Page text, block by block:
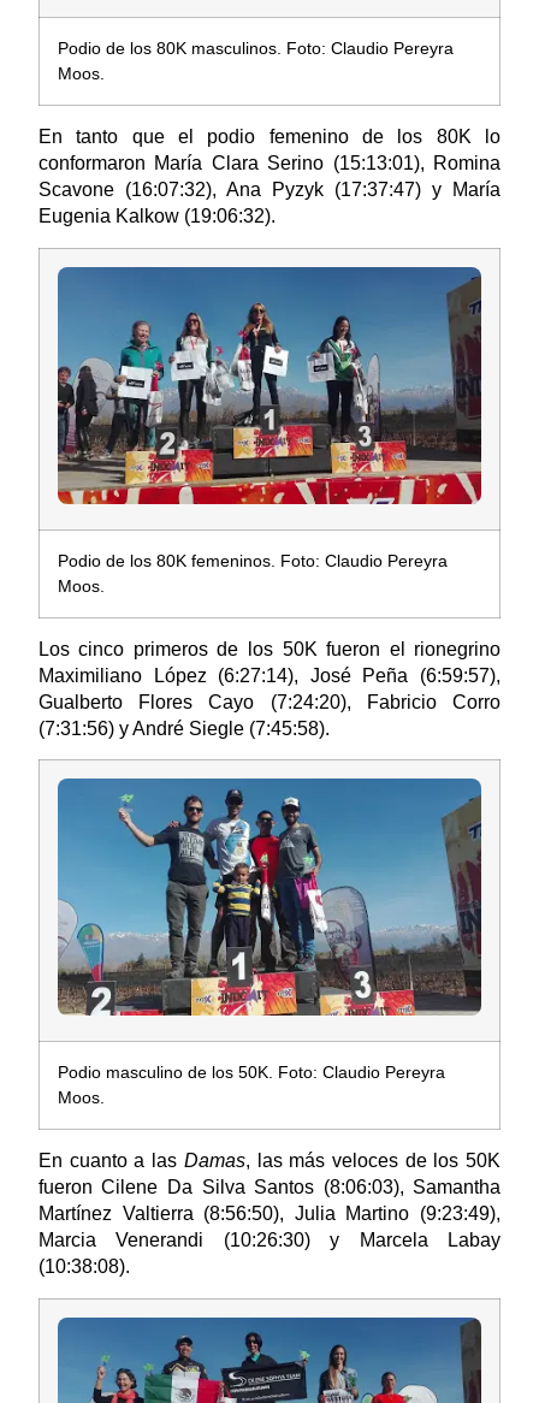
Podio de los 80K masculinos. Foto: Claudio Pereyra
Moos.
En tanto que el podio femenino de los 80K lo
conformaron María Clara Serino (15:13:01), Romina
Scavone (16:07:32), Ana Pyzyk (17:37:47) y María
Eugenia Kalkow (19:06:32).
Podio de los 80K femeninos. Foto: Claudio Pereyra
Moos.
Los cinco primeros de los 50K fueron el rionegrino
Maximiliano López (6:27:14), José Peña (6:59:57),
Gualberto Flores Cayo (7:24:20), Fabricio Corro
(7:31:56) y André Siegle (7:45:58).
Podio masculino de los 50K. Foto: Claudio Pereyra
Moos.
En cuanto a las Damas, las más veloces de los 50K
fueron Cilene Da Silva Santos (8:06:03), Samantha
Martínez Valtierra (8:56:50), Julia Martino (9:23:49),
Marcia Venerandi (10:26:30) y Marcela Labay
(10:38:08).